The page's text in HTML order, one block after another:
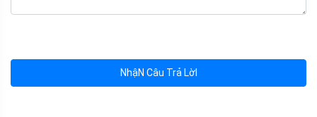
NhậN Câu Trả LờI